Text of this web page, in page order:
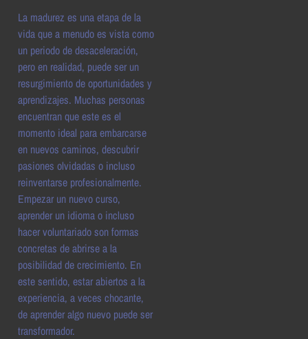
La madurez es una etapa de la
vida que a menudo es vista como
un periodo de desaceleración,
pero en realidad, puede ser un
resurgimiento de oportunidades y
aprendizajes. Muchas personas
encuentran que este es el
momento ideal para embarcarse
en nuevos caminos, descubrir
pasiones olvidadas o incluso
reinventarse profesionalmente.
Empezar un nuevo curso,
aprender un idioma o incluso
hacer voluntariado son formas
concretas de abrirse a la
posibilidad de crecimiento. En
este sentido, estar abiertos a la
experiencia, a veces chocante,
de aprender algo nuevo puede ser
transformador.